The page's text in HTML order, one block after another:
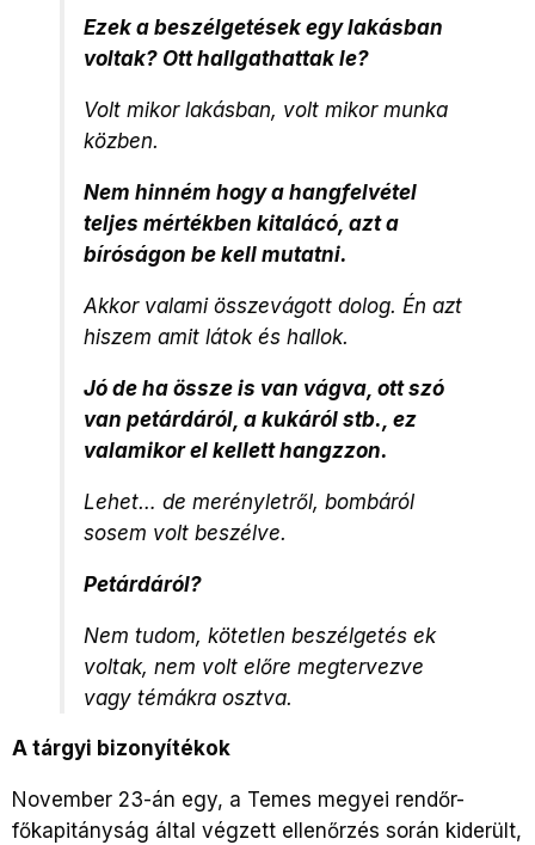
Ezek a beszélgetések egy lakásban
voltak? Ott hallgathattak le?
Volt mikor lakásban, volt mikor munka
közben.
Nem hinném hogy a hangfelvétel
teljes mértékben kitalácó, azt a
bíróságon be kell mutatni.
Akkor valami összevágott dolog. Én azt
hiszem amit látok és hallok.
Jó de ha össze is van vágva, ott szó
van petárdáról, a kukáról stb., ez
valamikor el kellett hangzzon.
Lehet… de merényletről, bombáról
sosem volt beszélve.
Petárdáról?
Nem tudom, kötetlen beszélgetés ek
voltak, nem volt előre megtervezve
vagy témákra osztva.
A tárgyi bizonyítékok
November 23-án egy, a Temes megyei rendőr-
főkapitányság által végzett ellenőrzés során kiderült,